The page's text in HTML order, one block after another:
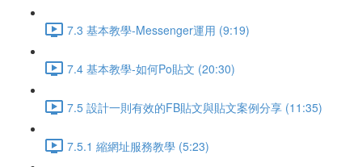
7.3 基本教學-Messenger運用 (9:19)
7.4 基本教學-如何Po貼文 (20:30)
7.5 設計一則有效的FB貼文與貼文案例分享 (11:35)
7.5.1 縮網址服務教學 (5:23)